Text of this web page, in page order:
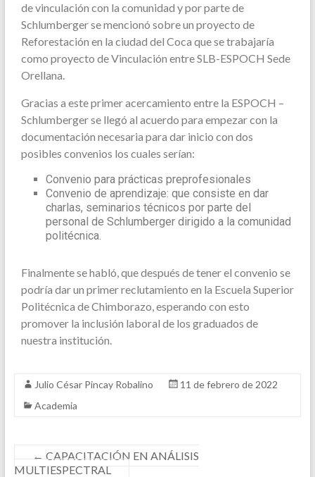
de vinculación con la comunidad y por parte de
Schlumberger se mencionó sobre un proyecto de
Reforestación en la ciudad del Coca que se trabajaría
como proyecto de Vinculación entre SLB-ESPOCH Sede
Orellana.
Gracias a este primer acercamiento entre la ESPOCH –
Schlumberger se llegó al acuerdo para empezar con la
documentación necesaria para dar inicio con dos
posibles convenios los cuales serían:
Convenio para prácticas preprofesionales
Convenio de aprendizaje: que consiste en dar
charlas, seminarios técnicos por parte del
personal de Schlumberger dirigido a la comunidad
politécnica.
Finalmente se habló, que después de tener el convenio se
podría dar un primer reclutamiento en la Escuela Superior
Politécnica de Chimborazo, esperando con esto
promover la inclusión laboral de los graduados de
nuestra institución.
Julio César Pincay Robalino
11 de febrero de 2022
Academia
← CAPACITACIÓN EN ANÁLISIS
MULTIESPECTRAL